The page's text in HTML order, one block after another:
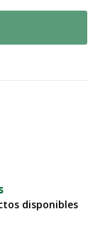
disponibles